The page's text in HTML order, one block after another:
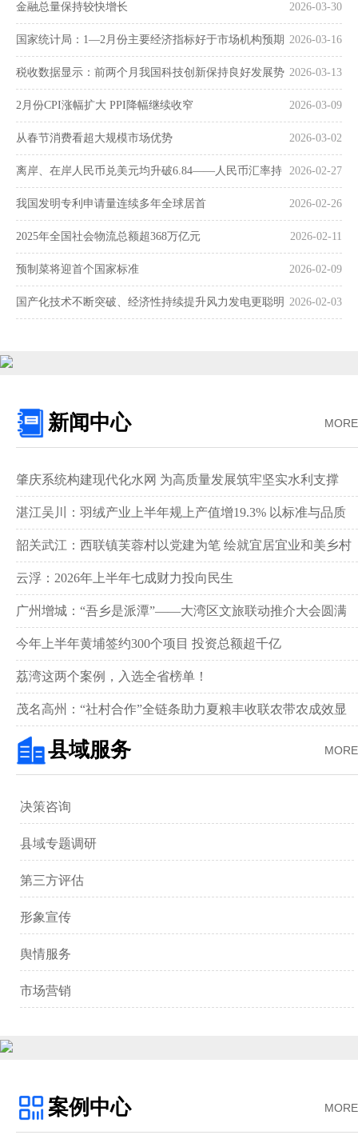
2026-03-30
金融总量保持较快增长
2026-03-16
国家统计局：1—2月份主要经济指标好于市场机构预期
2026-03-13
税收数据显示：前两个月我国科技创新保持良好发展势
头 2026-03-09
2月份CPI涨幅扩大 PPI降幅继续收窄
2026-03-02
从春节消费看超大规模市场优势
2026-02-27
离岸、在岸人民币兑美元均升破6.84——人民币汇率持
续走强 2026-02-26
我国发明专利申请量连续多年全球居首
2026-02-11
2025年全国社会物流总额超368万亿元
2026-02-09
预制菜将迎首个国家标准
2026-02-03
国产化技术不断突破、经济性持续提升风力发电更聪明
MORE
新闻中心
肇庆系统构建现代化水网 为高质量发展筑牢坚实水利支撑‌
湛江吴川：羽绒产业上半年规上产值增19.3% 以标准与品质
领跑全国赛道‌
韶关武江：西联镇芙蓉村以党建为笔 绘就宜居宜业和美乡村
新画卷‌
云浮：2026年上半年七成财力投向民生
广州增城：“吾乡是派潭”——大湾区文旅联动推介大会圆满
举行
今年上半年黄埔签约300个项目 投资总额超千亿
荔湾这两个案例，入选全省榜单！
茂名高州：“社村合作”全链条助力夏粮丰收联农带农成效显
著‌
MORE
县域服务
决策咨询
县域专题调研
第三方评估
形象宣传
舆情服务
市场营销
MORE
案例中心